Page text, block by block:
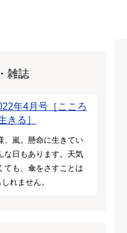
雑誌
年4月号［こころ
きる］
、嵐。懸命に生きてい
な日もあります。天気
ても、傘をさすことは
れません。